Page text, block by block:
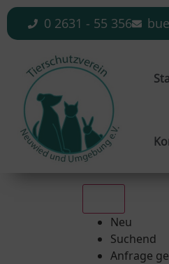
0 2631 - 55 356
Neu
Suchend
Anfrage